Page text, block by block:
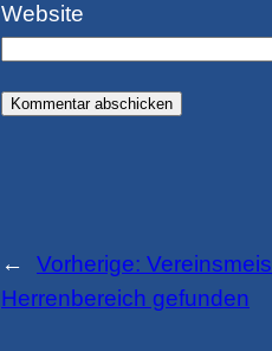
Website
← Vorherige:
Herrenbereich gefunden